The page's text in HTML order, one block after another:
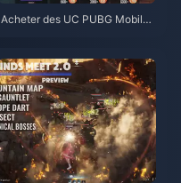
Acheter des UC PUBG Mobile
: Coûts, meilleurs packs et rech
arge sécurisée